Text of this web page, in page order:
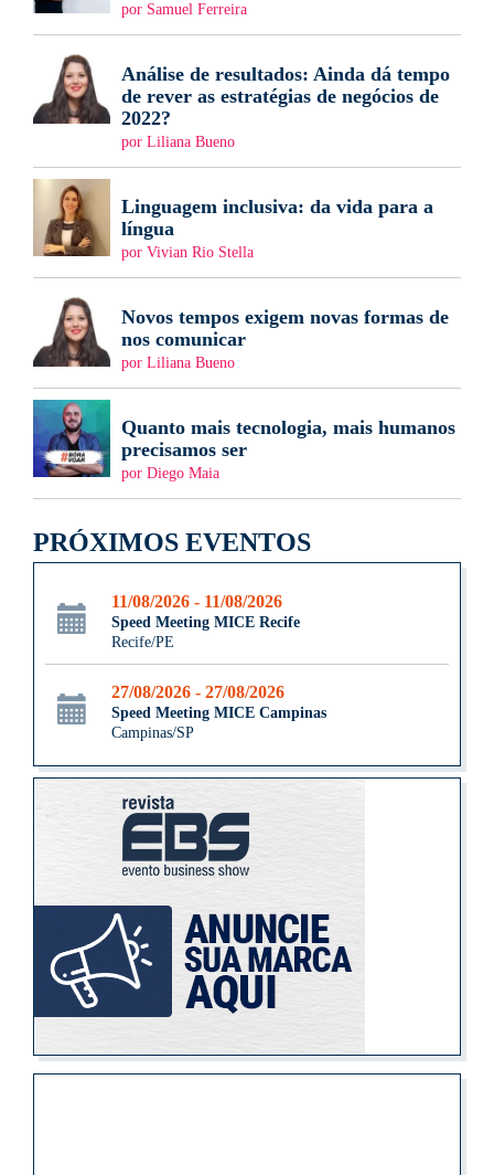
por Samuel Ferreira
Análise de resultados: Ainda dá tempo
de rever as estratégias de negócios de
2022?
por Liliana Bueno
Linguagem inclusiva: da vida para a
língua
por Vivian Rio Stella
Novos tempos exigem novas formas de
nos comunicar
por Liliana Bueno
Quanto mais tecnologia, mais humanos
precisamos ser
por Diego Maia
PRÓXIMOS EVENTOS
11/08/2026 - 11/08/2026
Speed Meeting MICE Recife
Recife/PE
27/08/2026 - 27/08/2026
Speed Meeting MICE Campinas
Campinas/SP